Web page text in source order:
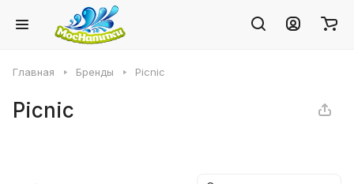
Главная Бренды Picnic
Picnic